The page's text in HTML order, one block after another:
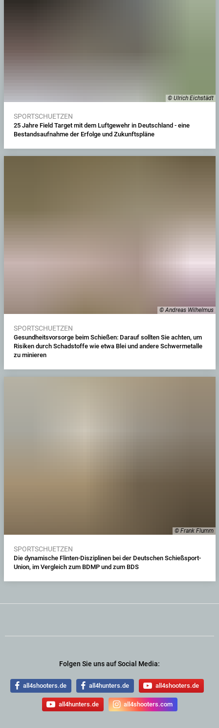
© Ulrich Eichstädt
SPORTSCHUETZEN
25 Jahre Field Target mit dem Luftgewehr in Deutschland - eine
Bestandsaufnahme der Erfolge und Zukunftspläne
© Andreas Wilhelmus
SPORTSCHUETZEN
Gesundheitsvorsorge beim Schießen: Darauf sollten Sie achten, um
Risiken durch Schadstoffe wie etwa Blei und andere Schwermetalle
zu minieren
© Frank Flumm
SPORTSCHUETZEN
Die dynamische Flinten-Disziplinen bei der Deutschen Schießsport-
Union, im Vergleich zum BDMP und zum BDS
Folgen Sie uns auf Social Media:
all4shooters.de all4hunters.de all4shooters.de
all4hunters.de all4shooters.com